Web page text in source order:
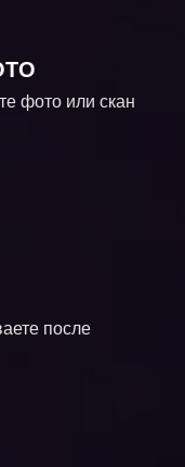
фото или скан
после